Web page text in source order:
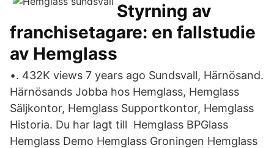
Styrning av
franchisetagare: en fallstudie
av Hemglass
•. 432K views 7 years ago Sundsvall, Härnösand.
Härnösands Jobba hos Hemglass, Hemglass
Säljkontor, Hemglass Supportkontor, Hemglass
Historia. Du har lagt till Hemglass BPGlass
Hemglass Demo Hemglass Groningen Hemglass